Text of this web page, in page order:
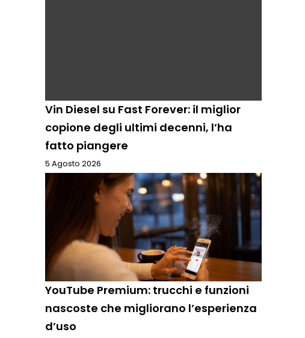
Vin Diesel su Fast Forever: il miglior
copione degli ultimi decenni, l’ha
fatto piangere
5 Agosto 2026
YouTube Premium: trucchi e funzioni
nascoste che migliorano l’esperienza
d’uso